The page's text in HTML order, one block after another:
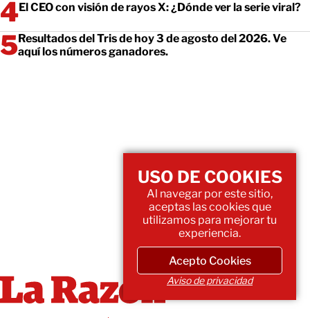
El CEO con visión de rayos X: ¿Dónde ver la serie viral?
Resultados del Tris de hoy 3 de agosto del 2026. Ve
aquí los números ganadores.
USO DE COOKIES
Al navegar por este sitio,
aceptas las cookies que
utilizamos para mejorar tu
experiencia.
Acepto Cookies
Aviso de privacidad